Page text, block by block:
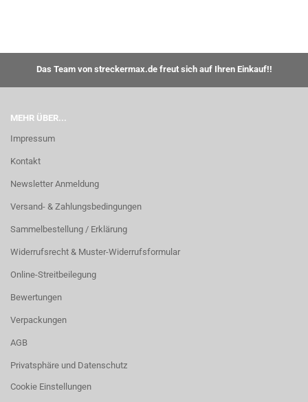
Das Team von streckermax.de freut sich auf Ihren Einkauf!!
MEHR ÜBER...
Impressum
Kontakt
Newsletter Anmeldung
Versand- & Zahlungsbedingungen
Sammelbestellung / Erklärung
Widerrufsrecht & Muster-Widerrufsformular
Online-Streitbeilegung
Bewertungen
Verpackungen
AGB
Privatsphäre und Datenschutz
Cookie Einstellungen